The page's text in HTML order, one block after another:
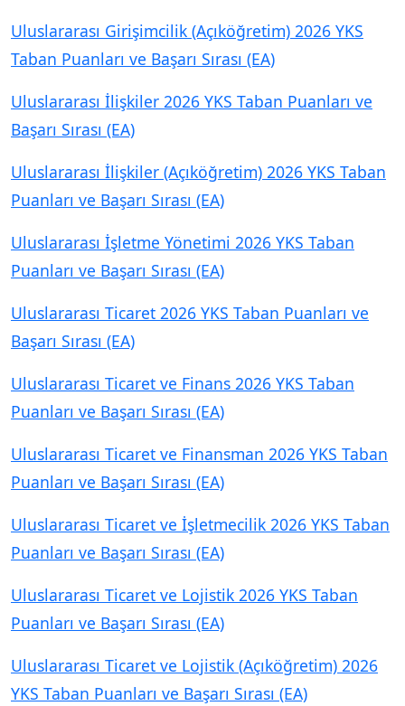
Uluslararası Girişimcilik (Açıköğretim) 2026 YKS
Taban Puanları ve Başarı Sırası (EA)
Uluslararası İlişkiler 2026 YKS Taban Puanları ve
Başarı Sırası (EA)
Uluslararası İlişkiler (Açıköğretim) 2026 YKS Taban
Puanları ve Başarı Sırası (EA)
Uluslararası İşletme Yönetimi 2026 YKS Taban
Puanları ve Başarı Sırası (EA)
Uluslararası Ticaret 2026 YKS Taban Puanları ve
Başarı Sırası (EA)
Uluslararası Ticaret ve Finans 2026 YKS Taban
Puanları ve Başarı Sırası (EA)
Uluslararası Ticaret ve Finansman 2026 YKS Taban
Puanları ve Başarı Sırası (EA)
Uluslararası Ticaret ve İşletmecilik 2026 YKS Taban
Puanları ve Başarı Sırası (EA)
Uluslararası Ticaret ve Lojistik 2026 YKS Taban
Puanları ve Başarı Sırası (EA)
Uluslararası Ticaret ve Lojistik (Açıköğretim) 2026
YKS Taban Puanları ve Başarı Sırası (EA)